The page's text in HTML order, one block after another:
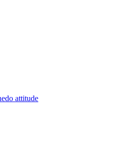
attitude